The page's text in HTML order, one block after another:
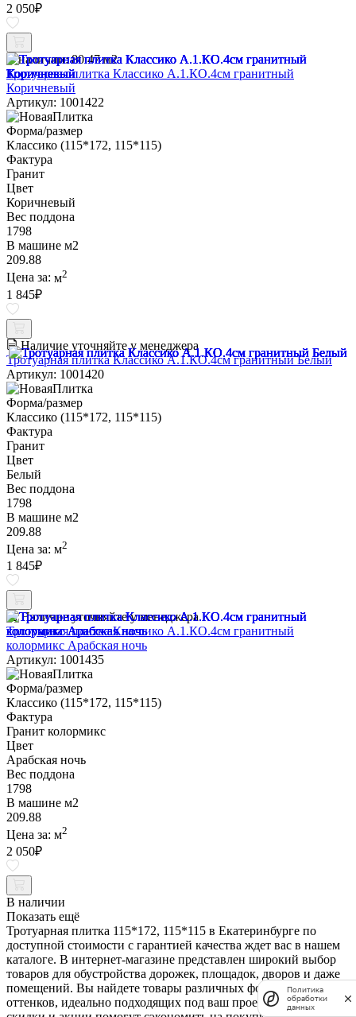
2 050₽
В наличии: 80.47 м2
Тротуарная плитка Классико А.1.КО.4см гранитный
Коричневый
Артикул: 1001422
Форма/размер
Классико (115*172, 115*115)
Фактура
Гранит
Цвет
Коричневый
Вес поддона
1798
В машине м2
209.88
Цена за: м2
1 845₽
Наличие уточняйте у менеджера
Тротуарная плитка Классико А.1.КО.4см гранитный Белый
Артикул: 1001420
Форма/размер
Классико (115*172, 115*115)
Фактура
Гранит
Цвет
Белый
Вес поддона
1798
В машине м2
209.88
Цена за: м2
1 845₽
Наличие уточняйте у менеджера
Тротуарная плитка Классико А.1.КО.4см гранитный
колормикс Арабская ночь
Артикул: 1001435
Форма/размер
Классико (115*172, 115*115)
Фактура
Гранит колормикс
Цвет
Арабская ночь
Вес поддона
1798
В машине м2
209.88
Цена за: м2
2 050₽
В наличии
Показать ещё
Тротуарная плитка 115*172, 115*115 в Екатеринбурге по
доступной стоимости с гарантией качества ждет вас в нашем
каталоге. В интернет-магазине представлен широкий выбор
товаров для обустройства дорожек, площадок, дворов и даже
помещений. Вы найдете товары различных форм, размеров и
оттенков, идеально подходящих под ваш проект. Регулярные
Политика
обработки
данных